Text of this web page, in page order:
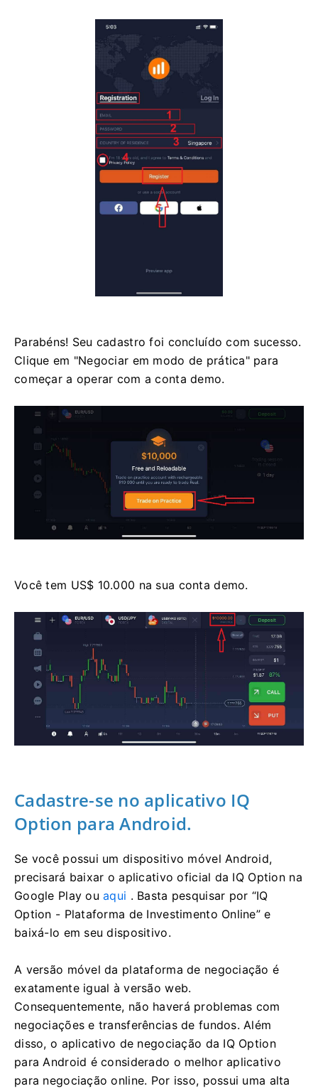
Parabéns! Seu cadastro foi concluído com sucesso.
Clique em "Negociar em modo de prática" para
começar a operar com a conta demo.
Você tem US$ 10.000 na sua conta demo.
Cadastre-se no aplicativo IQ
Option para Android.
Se você possui um dispositivo móvel Android,
precisará baixar o aplicativo oficial da IQ Option na
Google Play ouaqui . Basta pesquisar por “IQ
Option - Plataforma de Investimento Online” e
baixá-lo em seu dispositivo.
A versão móvel da plataforma de negociação é
exatamente igual à versão web.
Consequentemente, não haverá problemas com
negociações e transferências de fundos. Além
disso, o aplicativo de negociação da IQ Option
para Android é considerado o melhor aplicativo
para negociação online. Por isso, possui uma alta